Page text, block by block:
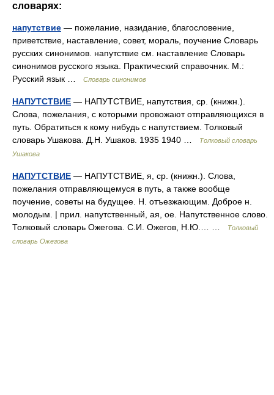
словарях:
напутствие — пожелание, назидание, благословение,
приветствие, наставление, совет, мораль, поучение Словарь
русских синонимов. напутствие см. наставление Словарь
синонимов русского языка. Практический справочник. М.:
Русский язык …
Словарь синонимов
НАПУТСТВИЕ — НАПУТСТВИЕ, напутствия, ср. (книжн.).
Слова, пожелания, с которыми провожают отправляющихся в
путь. Обратиться к кому нибудь с напутствием. Толковый
словарь Ушакова. Д.Н. Ушаков. 1935 1940 …
Толковый словарь
Ушакова
НАПУТСТВИЕ — НАПУТСТВИЕ, я, ср. (книжн.). Слова,
пожелания отправляющемуся в путь, а также вообще
поучение, советы на будущее. Н. отъезжающим. Доброе н.
молодым. | прил. напутственный, ая, ое. Напутственное слово.
Толковый словарь Ожегова. С.И. Ожегов, Н.Ю.… …
Толковый
словарь Ожегова